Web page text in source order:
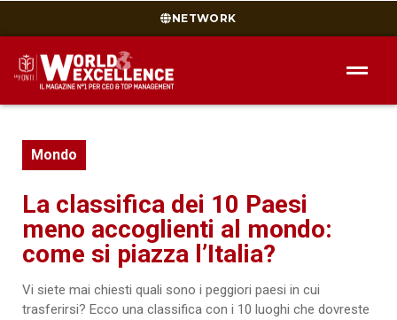
NETWORK
Mondo
La classifica dei 10 Paesi
meno accoglienti al mondo:
come si piazza l’Italia?
Vi siete mai chiesti quali sono i peggiori paesi in cui
trasferirsi? Ecco una classifica con i 10 luoghi che dovreste